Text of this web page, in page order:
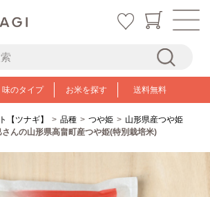
味のタイプ お米を探す 送料無料
【ツナギ】 品種 つや姫
山形県産つや姫
さんの山形県高畠町産つや姫(特別栽培米)